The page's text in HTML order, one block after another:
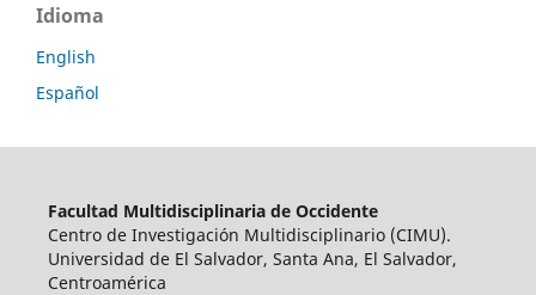
Idioma
English
Español
Facultad Multidisciplinaria de Occidente
Centro de Investigación Multidisciplinario (CIMU).
Universidad de El Salvador, Santa Ana, El Salvador,
Centroamérica